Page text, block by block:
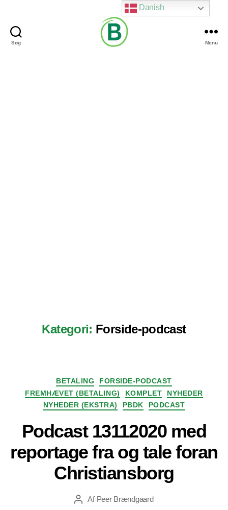
Søg Menu
Kategori: Forside-podcast
Kategorier
BETALING
FORSIDE-PODCAST
FREMHÆVET (BETALING)
KOMPLET
NYHEDER
NYHEDER (EKSTRA)
PBDK PODCAST
Podcast 13112020 med
reportage fra og tale foran
Christiansborg
Indlægsforfatter
Af Peer Brændgaard
Danish